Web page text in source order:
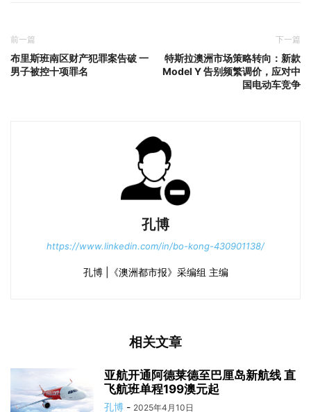
前一篇
布里斯班南区财产犯罪案告破 一
男子被控十项罪名
下一篇
特斯拉澳洲市场策略转向：新款
Model Y 告别频繁调价，应对中
国电动车竞争
孔博
https://www.linkedin.com/in/bo-kong-430901138/
孔博 |《澳洲都市报》采编组 主编
相关文章
亚航开通阿德莱德至巴厘岛新航线 直
飞航班单程199澳元起
孔博 - 2025年4月10日